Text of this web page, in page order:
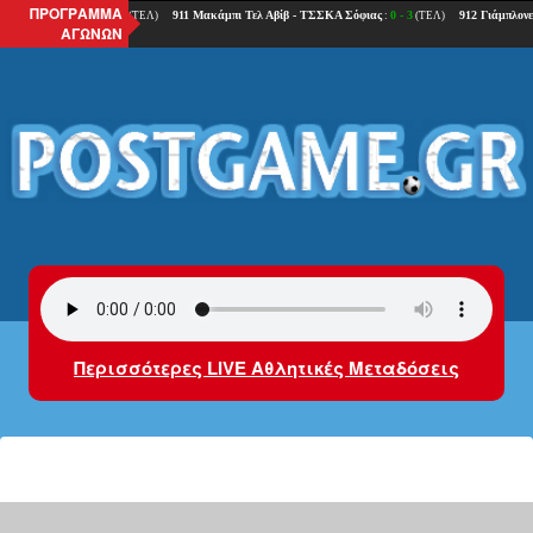
ΠΡΟΓΡΑΜΜΑ
ΑΓΩΝΩΝ
Περισσότερες LIVE Αθλητικές Μεταδόσεις